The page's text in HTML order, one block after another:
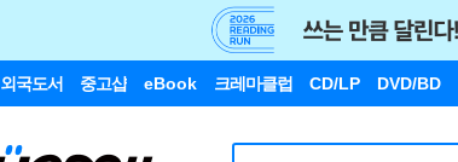
외국도서 중고샵 eBook 크레마클럽 CD/LP DVD/BD